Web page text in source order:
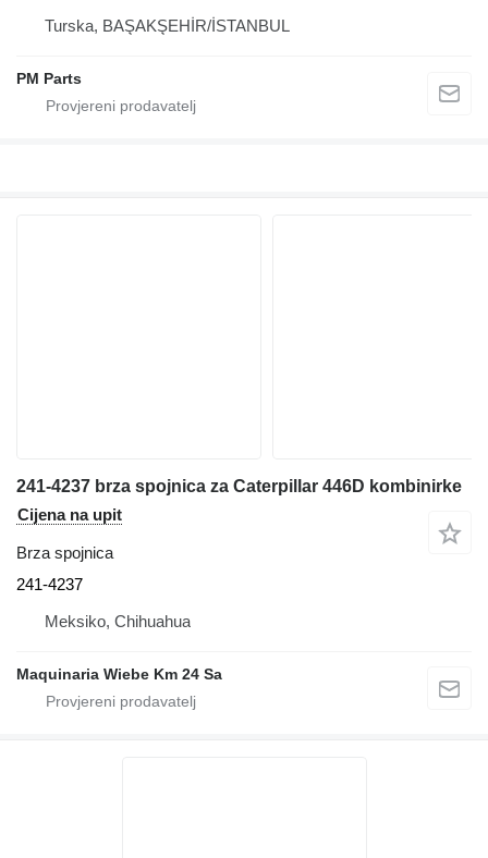
Turska, BAŞAKŞEHİR/İSTANBUL
PM Parts
241-4237 brza spojnica za Caterpillar 446D kombinirke
Cijena na upit
Brza spojnica
241-4237
Meksiko, Chihuahua
Maquinaria Wiebe Km 24 Sa